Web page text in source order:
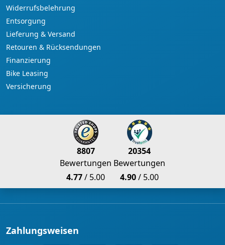
Widerrufsbelehrung
Entsorgung
Lieferung & Versand
Retouren & Rücksendungen
Finanzierung
Bike Leasing
Versicherung
8807
Bewertungen
4.77/ 5.00
20354
Bewertungen
4.90/ 5.00
Zahlungsweisen